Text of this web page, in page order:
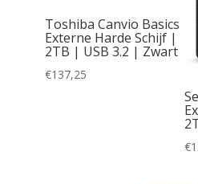
Toshiba Canvio Basics
Externe Harde Schijf |
2TB | USB 3.2 | Zwart
€137,25
€